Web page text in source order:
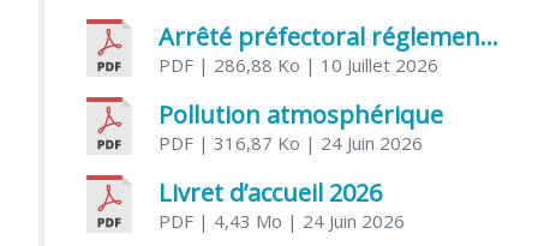
Arrêté préfectoral réglementant l’usage de l’eau
PDF | 286,88 Ko | 10 Juillet 2026
Pollution atmosphérique
PDF | 316,87 Ko | 24 Juin 2026
Livret d’accueil 2026
PDF | 4,43 Mo | 24 Juin 2026